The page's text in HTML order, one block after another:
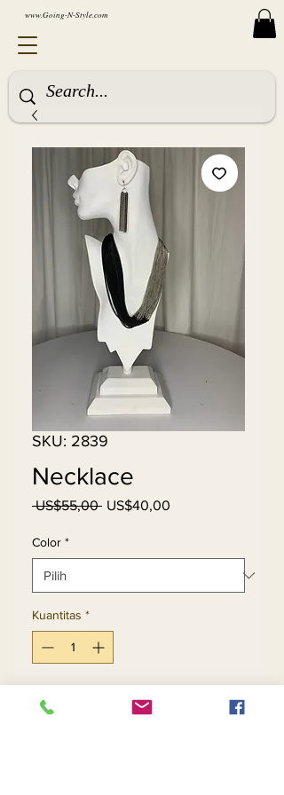
www.Going-N-Style.com
SKU: 2839
Necklace
US$55,00 Harga
US$40,00
Color *
Kuantitas *
Tambah ke Keranjang